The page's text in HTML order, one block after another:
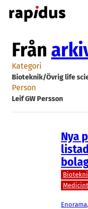
Hoppa
till
Från
Kategori
Bioteknik/Övrig life
Person
Leif GW Persson
Nya
Enorama,